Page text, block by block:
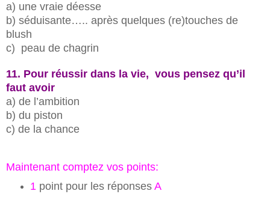
a) une vraie déesse
b) séduisante….. après quelques (re)touches de
blush
c) peau de chagrin
11. Pour réussir dans la vie, vous pensez qu’il
faut avoir
a) de l’ambition
b) du piston
c) de la chance
Maintenant comptez vos points:
1point pour les réponses A